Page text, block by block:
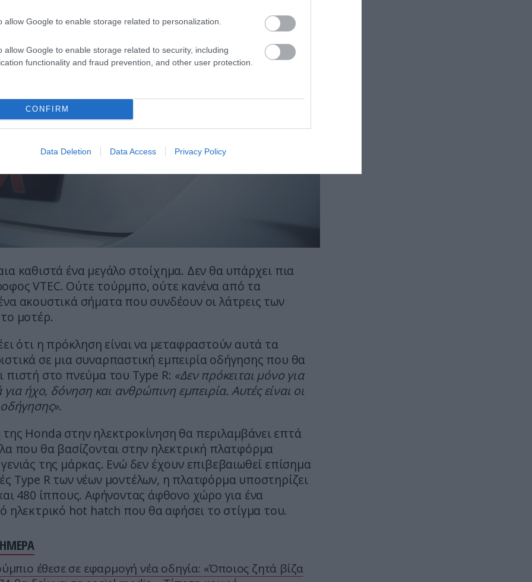
allow Google to enable storage related to personalization.
allow Google to enable storage related to security, including
functionality and fraud prevention, and other user protection.
CONFIRM
Data Deletion Data Access Privacy Policy
καθιστά ένα μεγάλο στοίχημα. Δεν θα υπάρχει πια
VTEC. Ούτε τούρμπο, ούτε κανένα από τα
ακουστικά σήματα που συνδέουν οι λάτρεις των
μοτέρ.
ότι η πρόκληση είναι να μεταφραστούν αυτά τα
σε μια συναρπαστική εμπειρία οδήγησης που θα
πιστή στο πνεύμα του Type R: «Δεν πρόκειται μόνο για
για ήχο, δόνηση και ανθρώπινη εμπειρία. Αυτές είναι οι
.
Honda στην ηλεκτροκίνηση θα περιλαμβάνει επτά
που θα βασίζονται στην ηλεκτρική πλατφόρμα
της μάρκας. Ενώ δεν έχουν επιβεβαιωθεί επίσημα
Type R των νέων μοντέλων, η πλατφόρμα υποστηρίζει
480 ίππους. Αφήνοντας άφθονο χώρο για ένα
ηλεκτρικό hot hatch που θα αφήσει το στίγμα του.
έθεσε σε εφαρμογή νέα οδηγία: «Όποιος ζητά βίζα